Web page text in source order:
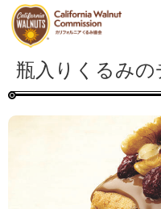
瓶入りくるみ